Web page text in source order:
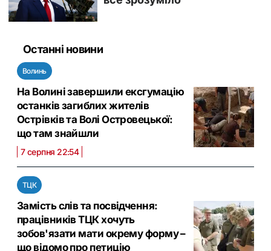
Останні новини
Волинь
На Волині завершили ексгумацію
останків загиблих жителів
Острівків та Волі Островецької:
що там знайшли
7 серпня 22:54
ТЦК
Замість слів та посвідчення:
працівників ТЦК хочуть
зобов'язати мати окрему форму –
що відомо про петицію